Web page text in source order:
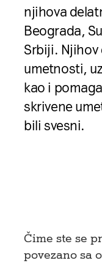
njihova
Beograda,
Srbiji. Njihov
umetnosti,
kao i
skrivene
bili svesni.
Čime ste se
povezano sa